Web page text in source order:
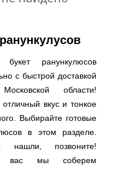
ранункулюсов
с быстрой доставкой
области!
вкус и тонкое
Выбирайте готовые
в этом разделе.
позвоните!
вас мы соберем